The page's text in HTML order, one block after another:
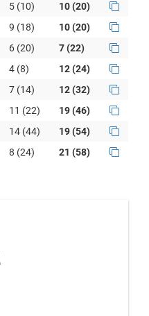
5 (10)
10 (20)
9 (18)
10 (20)
6 (20)
7 (22)
4 (8)
12 (24)
7 (14)
12 (32)
11 (22)
19 (46)
14 (44)
19 (54)
8 (24) 21 (58)